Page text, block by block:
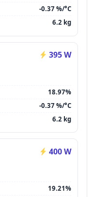
-0.37 %/°C
6.2 kg
395 W
18.97%
-0.37 %/°C
6.2 kg
400 W
19.21%